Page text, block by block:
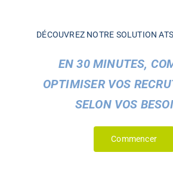
DÉCOUVREZ NOTRE SOLUTION ATS
EN 30 MINUTES,
OPTIMISER VOS
SELON VOS
Commencer